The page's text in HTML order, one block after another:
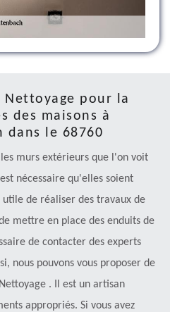
Nettoyage pour la
des maisons à
dans le 68760
les murs extérieurs que l'on voit
nécessaire qu'elles soient
de réaliser des travaux de
mettre en place des enduits de
de contacter des experts
nous pouvons vous proposer de
. Il est un artisan
appropriés. Si vous avez